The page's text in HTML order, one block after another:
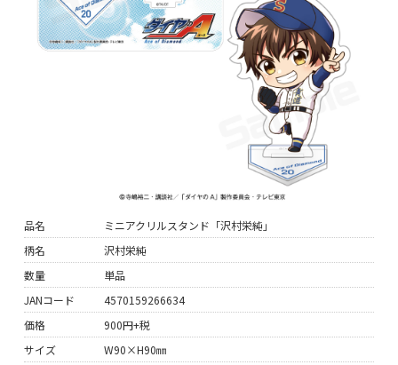
品名
ミニアクリルスタンド「沢村栄純」
柄名
沢村栄純
数量
単品
JANコード
4570159266634
価格
900円+税
サイズ
W90×H90㎜